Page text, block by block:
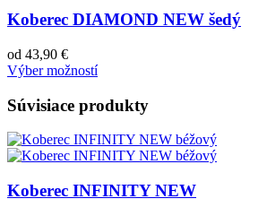
Koberec DIAMOND NEW šedý
od 43,90 €
Výber možností
Súvisiace produkty
Koberec INFINITY NEW